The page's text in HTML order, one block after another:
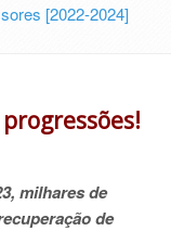
[2022-2024]
milhares de
de